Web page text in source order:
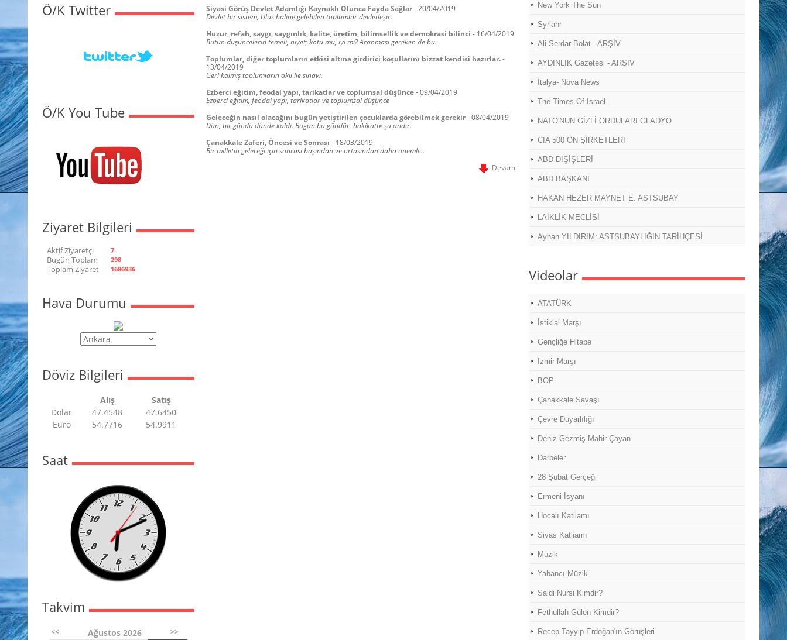
Ö/K Twitter
Ö/K You Tube
Ziyaret Bilgileri
Aktif Ziyaretçi 7
Bugün Toplam 298
Toplam Ziyaret 1686936
Hava Durumu
Döviz Bilgileri
Alış
Satış
Dolar
47.4548
47.6450
Euro
54.7716 54.9911
Saat
Takvim
<< Ağustos 2026 >>
Siyasi Görüş Devlet Adamlığı Kaynaklı Olunca Fayda Sağlar-20/04/2019
Devlet bir sistem, Ulus haline gelebilen toplumlar devletleşir.
Huzur, refah, saygı, saygınlık, kalite, üretim, bilimsellik ve demokrasi bilinci - 16/04/2019
Bütün düşüncelerin temeli, niyet; kötü mü, iyi mi? Aranması gereken de bu.
Toplumlar, diğer toplumların etkisi altına girdirici koşullarını bizzat kendisi hazırlar.-
13/04/2019
Geri kalmış toplumların akıl ile sınavı.
Ezberci eğitim, feodal yapı, tarikatlar ve toplumsal düşünce-09/04/2019
Ezberci eğitim, feodal yapı, tarikatlar ve toplumsal düşünce
Geleceğin nasıl olacağını bugün yetiştirilen çocuklarda görebilmek gerekir-08/04/2019
Dün, bir gündü dünde kaldı. Bugün bu gündür, hakikatte şu andır.
Çanakkale Zaferi, Öncesi ve Sonrası - 18/03/2019
Bir milletin geleceği için sonrası başından ve ortasından daha önemli…
Devamı
New York The Sun
Syriahr
Ali Serdar Bolat - ARŞİV
AYDINLIK Gazetesi - ARŞİV
İtalya- Nova News
The Times Of Israel
NATO'NUN GİZLİ ORDULARI GLADYO
CIA 500 ÖN ŞİRKETLERİ
ABD DIŞİŞLERİ
ABD BAŞKANI
HAKAN HEZER MAYNET E. ASTSUBAY
LAİKLİK MECLİSİ
Ayhan YILDIRIM: ASTSUBAYLIĞIN TARİHÇESİ
Videolar
ATATÜRK
İstiklal Marşı
Gençliğe Hitabe
İzmir Marşı
BOP
Çanakkale Savaşı
Çevre Duyarlılığı
Deniz Gezmiş-Mahir Çayan
Darbeler
28 Şubat Gerçeği
Ermeni İsyanı
Hocalı Katliamı
Sivas Katliamı
Müzik
Yabancı Müzik
Saidi Nursi Kimdir?
Fethullah Gülen Kimdir?
Recep Tayyip Erdoğan'ın Görüşleri